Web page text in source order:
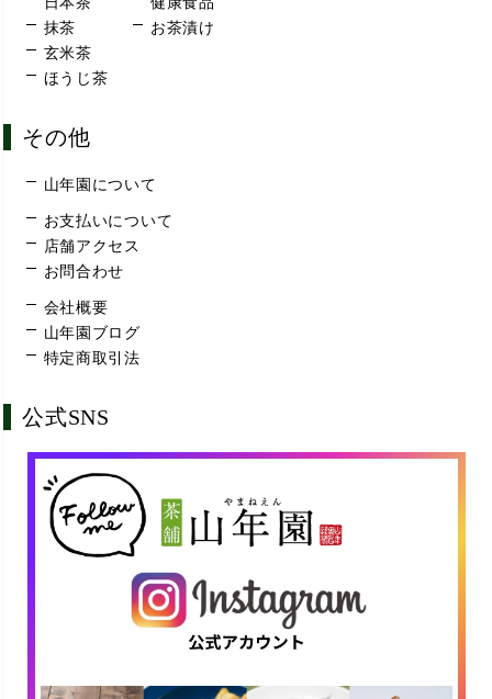
抹茶
玄米茶
ほうじ茶
お茶漬け
その他
山年園について
お支払いについて
店舗アクセス
お問合わせ
会社概要
山年園ブログ
特定商取引法
公式SNS